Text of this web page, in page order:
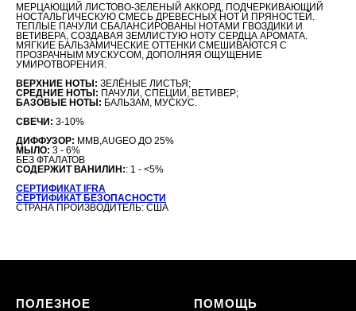
МЕРЦАЮЩИЙ ЛИСТОВО-ЗЕЛЕНЫЙ АККОРД, ПОДЧЕРКИВАЮЩИЙ
НОСТАЛЬГИЧЕСКУЮ СМЕСЬ ДРЕВЕСНЫХ НОТ И ПРЯНОСТЕЙ.
ТЕПЛЫЕ ПАЧУЛИ СБАЛАНСИРОВАНЫ НОТАМИ ГВОЗДИКИ И
ВЕТИВЕРА, СОЗДАВАЯ ЗЕМЛИСТУЮ НОТУ СЕРДЦА АРОМАТА.
МЯГКИЕ БАЛЬЗАМИЧЕСКИЕ ОТТЕНКИ СМЕШИВАЮТСЯ С
ПРОЗРАЧНЫМ МУСКУСОМ, ДОПОЛНЯЯ ОЩУЩЕНИЕ
УМИРОТВОРЕНИЯ.
ВЕРХНИЕ НОТЫ: ЗЕЛЁНЫЕ ЛИСТЬЯ;
СРЕДНИЕ НОТЫ: ПАЧУЛИ, СПЕЦИИ, ВЕТИВЕР;
БАЗОВЫЕ НОТЫ: БАЛЬЗАМ, МУСКУС.
СВЕЧИ: 3-10%
ДИФФУЗОР: MMB,AUGEO ДО 25%
МЫЛО: 3 - 6%
БЕЗ ФТАЛАТОВ
СОДЕРЖИТ ВАНИЛИН:: 1 - <5%
СЕРТИФИКАТ IFRA
СЕРТИФИКАТ БЕЗОПАСНОСТИ
СТРАНА ПРОИЗВОДИТЕЛЬ: США
ПОЛЕЗНОЕ ПОМОЩЬ